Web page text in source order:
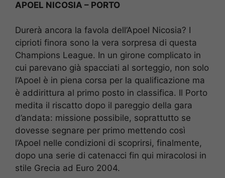
APOEL NICOSIA – PORTO
Durerà ancora la favola dell’Apoel Nicosia? I
ciprioti finora sono la vera sorpresa di questa
Champions League. In un girone complicato in
cui parevano già spacciati al sorteggio, non solo
l’Apoel è in piena corsa per la qualificazione ma
è addirittura al primo posto in classifica. Il Porto
medita il riscatto dopo il pareggio della gara
d’andata: missione possibile, soprattutto se
dovesse segnare per primo mettendo così
l’Apoel nelle condizioni di scoprirsi, finalmente,
dopo una serie di catenacci fin qui miracolosi in
stile Grecia ad Euro 2004.